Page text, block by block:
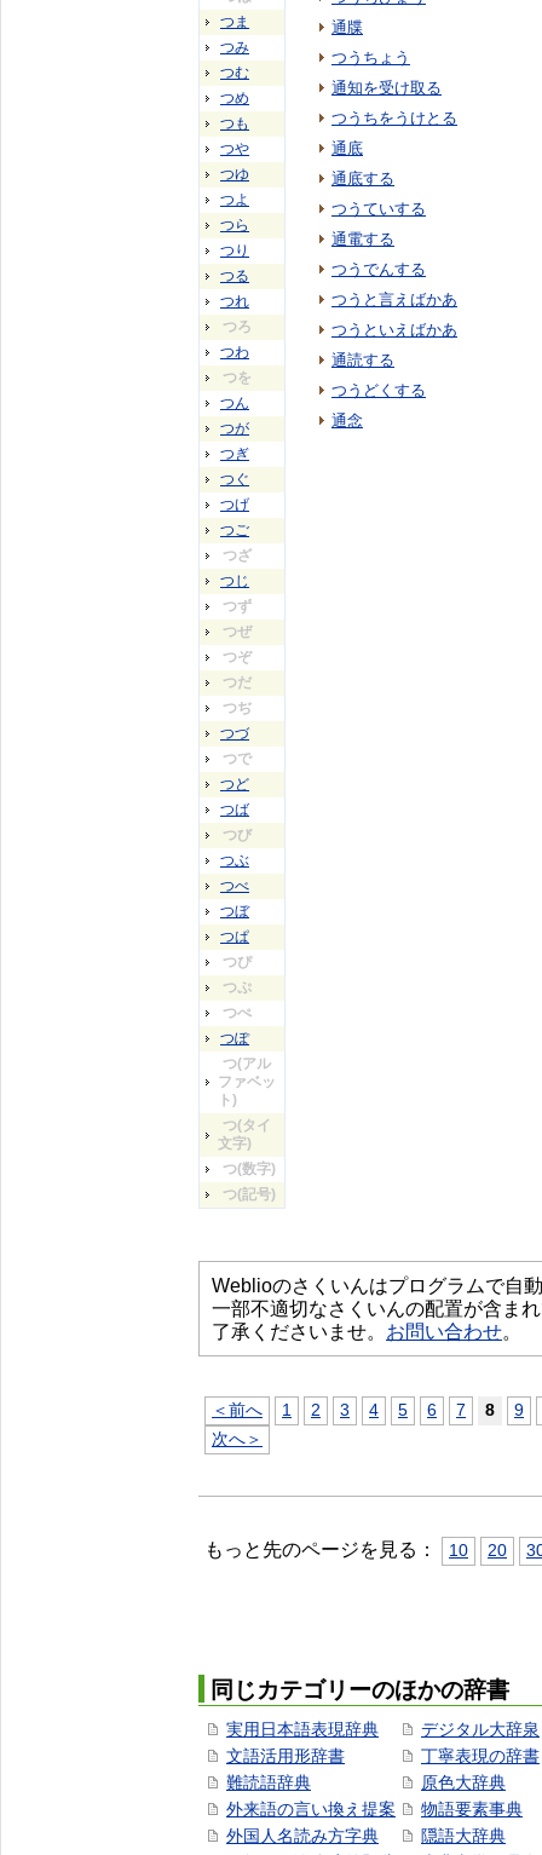
つま
つみ
つむ
つめ
つも
つや
つゆ
つよ
つら
つり
つる
つれ
つろ
つわ
つを
つん
つが
つぎ
つぐ
つげ
つご
つざ
つじ
つず
つぜ
つぞ
つだ
つぢ
つづ
つで
つど
つば
つび
つぶ
つべ
つぼ
つぱ
つぴ
つぷ
つぺ
つぽ
つ(アル
ファベッ
ト)
つ(タイ
文字)
つ(数字)
つ(記号)
通牒
つうちょう
通知を受け取る
つうちをうけとる
通底
通底する
つうていする
通電する
つうでんする
つうと言えばかあ
つうといえばかあ
通読する
つうどくする
通念
Weblioのさくいんはプログラムで自
一部不適切なさくいんの配置が含ま
了承くださいませ。 お問い合わせ。
＜前へ 1 2 3 4 5 6 7 8
9
次へ＞
もっと先のページを見る： 10 20
同じカテゴリーのほかの辞書
実用日本語表現辞典
文語活用形辞書
難読語辞典
外来語の言い換え提案
外国人名読み方字典
デジタル大辞泉
丁寧表現の辞書
原色大辞典
物語要素事典
隠語大辞典